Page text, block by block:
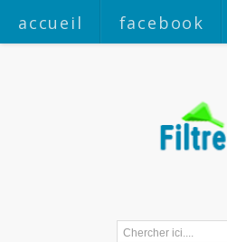
accueil facebook